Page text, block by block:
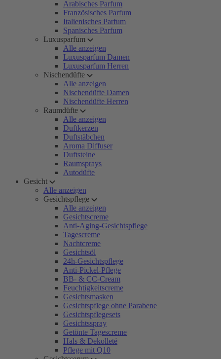
Arabisches Parfum
Französisches Parfum
Italienisches Parfum
Spanisches Parfum
Luxusparfum
Alle anzeigen
Luxusparfum Damen
Luxusparfum Herren
Nischendüfte
Alle anzeigen
Nischendüfte Damen
Nischendüfte Herren
Raumdüfte
Alle anzeigen
Duftkerzen
Duftstäbchen
Aroma Diffuser
Duftsteine
Raumsprays
Autodüfte
Gesicht
Alle anzeigen
Gesichtspflege
Alle anzeigen
Gesichtscreme
Anti-Aging-Gesichtspflege
Tagescreme
Nachtcreme
Gesichtsöl
24h-Gesichtspflege
Anti-Pickel-Pflege
BB- & CC-Cream
Feuchtigkeitscreme
Gesichtsmasken
Gesichtspflege ohne Parabene
Gesichtspflegesets
Gesichtsspray
Getönte Tagescreme
Hals & Dekolleté
Pflege mit Q10